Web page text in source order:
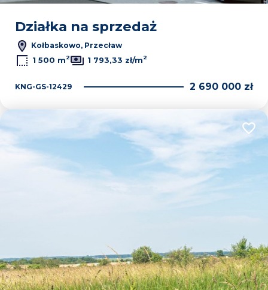
Działka na sprzedaż
Kołbaskowo, Przecław
1 500 m2 1 793,33 zł/m2
KNG-GS-12429 2 690 000 zł